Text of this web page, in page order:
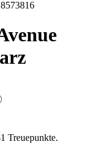
Treuepunkte.